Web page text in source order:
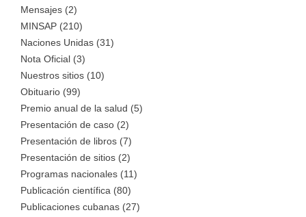
Mensajes (2)
MINSAP (210)
Naciones Unidas (31)
Nota Oficial (3)
Nuestros sitios (10)
Obituario (99)
Premio anual de la salud (5)
Presentación de caso (2)
Presentación de libros (7)
Presentación de sitios (2)
Programas nacionales (11)
Publicación científica (80)
Publicaciones cubanas (27)